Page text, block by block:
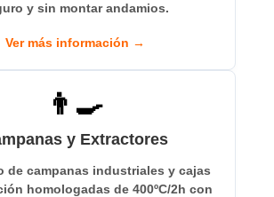
y sin montar andamios.
Ver más información →
👨‍🍳
y Extractores
de campanas industriales y cajas
homologadas de 400ºC/2h con